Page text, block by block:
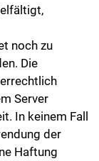
noch zu
Die
Server
In keinem Fall
der
Haftung